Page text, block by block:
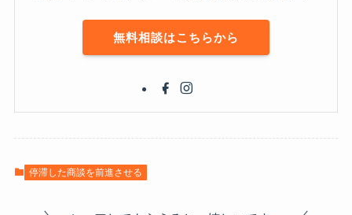
無料相談はこちらから
停滞した商談を前進させる